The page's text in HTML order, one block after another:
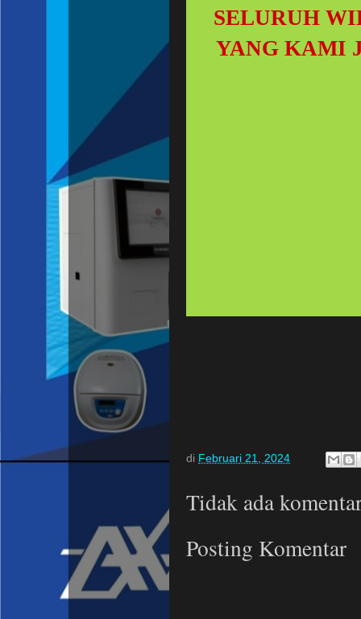
SELURUH
YANG KAMI
di Februari 21, 2024
Tidak ada
Posting Komentar